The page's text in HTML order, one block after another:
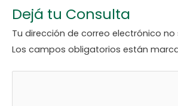
Dejá tu Consulta
Tu dirección de correo electrónico
Los campos obligatorios están